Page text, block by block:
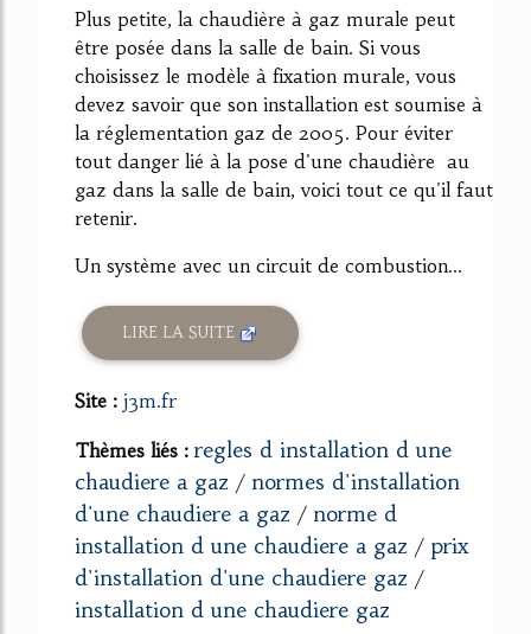
Plus petite, la chaudière à gaz murale peut
être posée dans la salle de bain. Si vous
choisissez le modèle à fixation murale, vous
devez savoir que son installation est soumise à
la réglementation gaz de 2005. Pour éviter
tout danger lié à la pose d'une chaudière au
gaz dans la salle de bain, voici tout ce qu'il faut
retenir.
Un système avec un circuit de combustion...
LIRE LA SUITE
Site : j3m.fr
Thèmes liés : regles d installation d une
chaudiere a gaz / normes d'installation
d'une chaudiere a gaz / norme d
installation d une chaudiere a gaz / prix
d'installation d'une chaudiere gaz /
installation d une chaudiere gaz